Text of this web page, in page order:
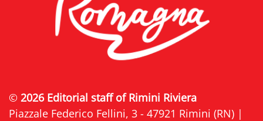
© 2026 Editorial staff of Rimini Riviera
Piazzale Federico Fellini, 3 - 47921 Rimini (RN) |